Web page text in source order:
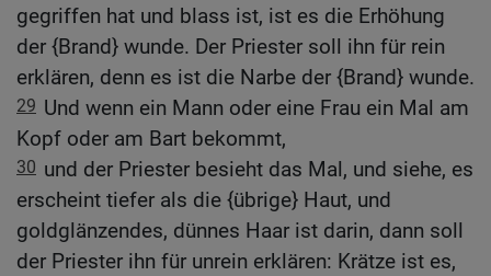
gegriffen hat und blass ist, ist es die Erhöhung
der {Brand} wunde. Der Priester soll ihn für rein
erklären, denn es ist die Narbe der {Brand} wunde.
29 Und wenn ein Mann oder eine Frau ein Mal am
Kopf oder am Bart bekommt,
30 und der Priester besieht das Mal, und siehe, es
erscheint tiefer als die {übrige} Haut, und
goldglänzendes, dünnes Haar ist darin, dann soll
der Priester ihn für unrein erklären: Krätze ist es,